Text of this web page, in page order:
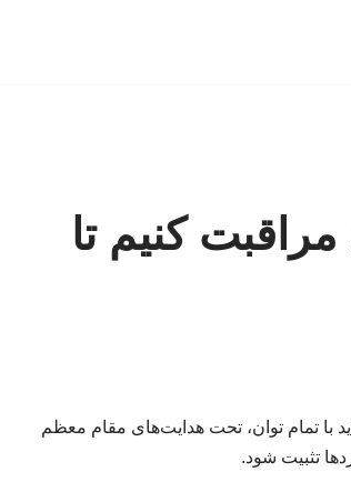
کنیم تا
با تمام توان، تحت هدایت‌های مقام معظم
تثبیت شود.